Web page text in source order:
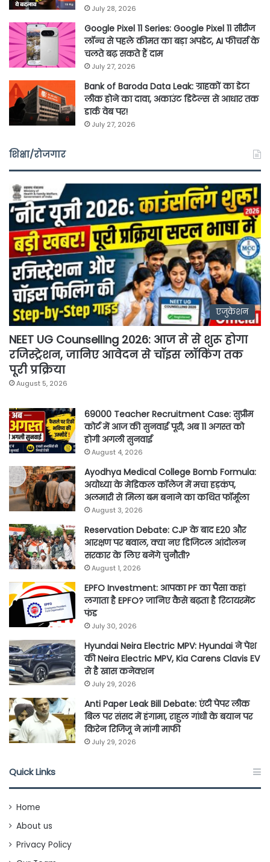
July 28, 2026
Google Pixel 11 Series: Google Pixel 11 सीरीज
लॉन्च से पहले कीमत का बड़ा अपडेट, AI फीचर्स के
चलते बढ़ सकते हैं दाम
July 27, 2026
Bank of Baroda Data Leak: ग्राहकों का डेटा
लीक होने का दावा, अकाउंट डिटेल्स से आधार तक
डार्क वेब पर!
July 27, 2026
शिक्षा/रोजगार
एजुकेशन
NEET UG Counselling 2026: आज से से शुरू होगा
रजिस्ट्रेशन, जानिए आवेदन से चॉइस लॉकिंग तक
पूरी प्रक्रिया
August 5, 2026
69000 Teacher Recruitment Case: सुप्रीम
कोर्ट में आज की सुनवाई पूरी, अब 11 अगस्त को
होगी अगली सुनवाई
August 4, 2026
Ayodhya Medical College Bomb Formula:
अयोध्या के मेडिकल कॉलेज में मचा हड़कंप,
अलमारी से मिला बम बनाने का कथित फॉर्मूला
August 3, 2026
Reservation Debate: CJP के बाद E20 और
आरक्षण पर बवाल, क्या नए डिजिटल आंदोलन
सरकार के लिए बनेंगे चुनौती?
August 1, 2026
EPFO Investment: आपका PF का पैसा कहां
लगाता है EPFO? जानिए कैसे बढ़ता है रिटायरमेंट
फंड
July 30, 2026
Hyundai Neira Electric MPV: Hyundai ने पेश
की Neira Electric MPV, Kia Carens Clavis EV
से है खास कनेक्शन
July 29, 2026
Anti Paper Leak Bill Debate: एंटी पेपर लीक
बिल पर संसद में हंगामा, राहुल गांधी के बयान पर
किरेन रिजिजू ने मांगी माफी
July 29, 2026
Quick Links
Home
About us
Privacy Policy